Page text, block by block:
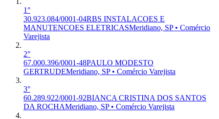
1°
30.923.084/0001-04RBS INSTALACOES E
MANUTENCOES ELETRICASMeridiano, SP • Comércio
Varejista
2°
67.000.396/0001-48PAULO MODESTO
GERTRUDEMeridiano, SP • Comércio Varejista
3°
60.289.922/0001-92BIANCA CRISTINA DOS SANTOS
DA ROCHAMeridiano, SP • Comércio Varejista